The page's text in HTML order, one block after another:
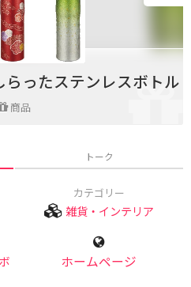
ったステンレスボトル
商品
トーク
カテゴリー
雑貨・インテリア
ホームページ